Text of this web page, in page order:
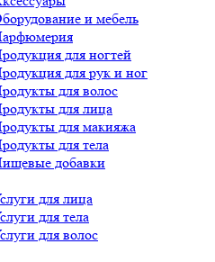
и мебель
для ногтей
для рук и ног
для волос
для лица
для макияжа
для тела
добавки
для лица
для тела
для волос